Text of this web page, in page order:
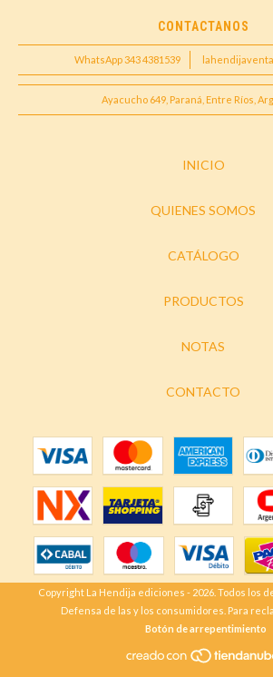
CONTACTANOS
WhatsApp 343 4381539
Ayacucho 649, Paraná, Entre Ríos,
INICIO
QUIENES SOMOS
CATÁLOGO
PRODUCTOS
NOTAS
CONTACTO
Copyright La Hendija ediciones - 2026. Todos los
Defensa de las y los consumidores. Para
Botón de arrepentimiento